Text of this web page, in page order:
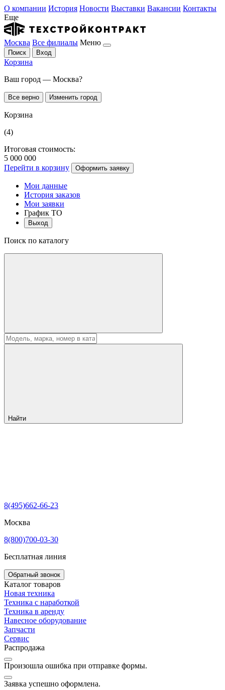
О компании История Новости Выставки Вакансии Контакты
Еще
Москва Все филиалы Меню
Поиск Вход
Корзина
Ваш город — Москва?
Все верно Изменить город
Корзина
(4)
Итоговая стоимость:
5 000 000
Перейти в корзину
Оформить заявку
Мои данные
История заказов
Мои заявки
График ТО
Выход
Поиск по каталогу
Найти
8(495)662-66-23
Москва
8(800)700-03-30
Бесплатная линия
Обратный звонок
Каталог товаров
Новая техника
Техника с наработкой
Техника в аренду
Навесное оборудование
Запчасти
Сервис
Распродажа
Произошла ошибка при отправке формы.
Заявка успешно оформлена.